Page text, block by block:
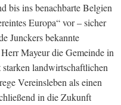
bis ins benachbarte Belgien
Europa“ vor – sicher
Junckers bekannte
Mayeur die Gemeinde in
landwirtschaftlichen
Vereinsleben als einen
in die Zukunft